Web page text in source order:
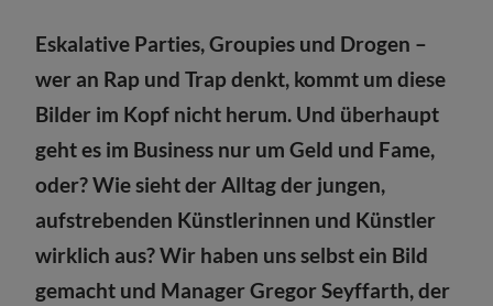
Eskalative Parties, Groupies und Drogen –
wer an Rap und Trap denkt, kommt um diese
Bilder im Kopf nicht herum. Und überhaupt
geht es im Business nur um Geld und Fame,
oder? Wie sieht der Alltag der jungen,
aufstrebenden Künstlerinnen und Künstler
wirklich aus? Wir haben uns selbst ein Bild
gemacht und Manager Gregor Seyffarth, der